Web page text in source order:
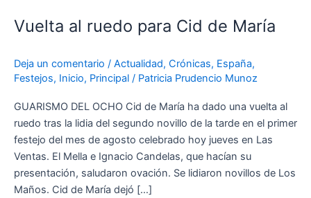
Vuelta al ruedo para Cid de María
Deja un comentario / Actualidad, Crónicas, España,
Festejos, Inicio, Principal / Patricia Prudencio Munoz
GUARISMO DEL OCHO Cid de María ha dado una vuelta al
ruedo tras la lidia del segundo novillo de la tarde en el primer
festejo del mes de agosto celebrado hoy jueves en Las
Ventas. El Mella e Ignacio Candelas, que hacían su
presentación, saludaron ovación. Se lidiaron novillos de Los
Maños. Cid de María dejó […]
ruedo
Cid
de